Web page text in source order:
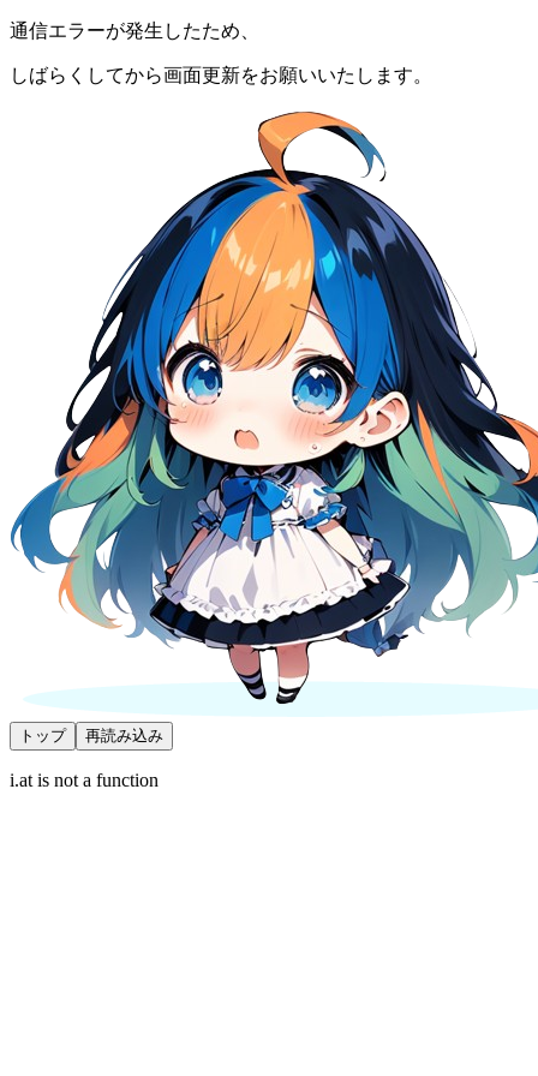
通信エラーが発生したため、
しばらくしてから画面更新をお願いいたします。
トップ 再読み込み
i.at is not a function